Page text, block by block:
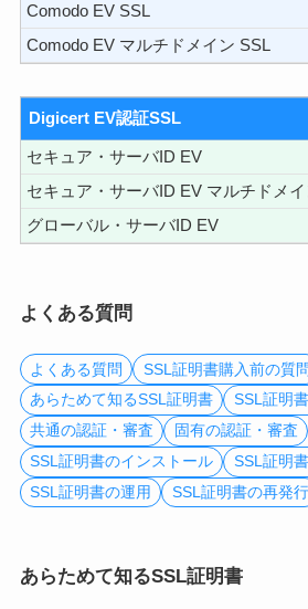
Comodo EV SSL
Comodo EV マルチドメイン SSL
Digicert EV認証SSL
セキュア・サーバID EV
セキュア・サーバID EV マルチドメイ
グローバル・サーバID EV
よくある質問
よくある質問
SSL証明書購入前の質問
あらためて知るSSL証明書
SSL証明
共通の認証・審査
固有の認証・審査
SSL証明書のインストール
SSL証明
SSL証明書の運用
SSL証明書の再発行
あらためて知るSSL証明書